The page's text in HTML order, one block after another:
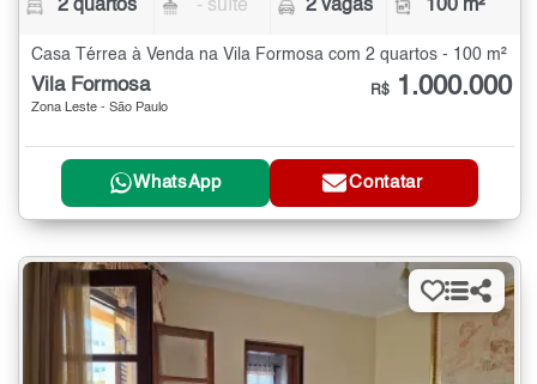
2 quartos - suíte 2 vagas 100 m²
Casa Térrea à Venda na Vila Formosa com 2 quartos - 100 m²
Vila Formosa
Zona Leste - São Paulo
R$ 1.000.000
WhatsApp Contatar